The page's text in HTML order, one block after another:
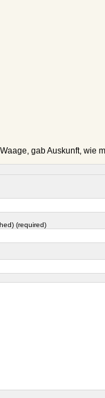
gab Auskunft, wie
(required)